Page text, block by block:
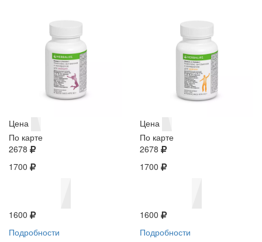
Цена
По карте
2678
1700
1600
Подробности
Цена
По карте
2678
1700
1600
Подробности